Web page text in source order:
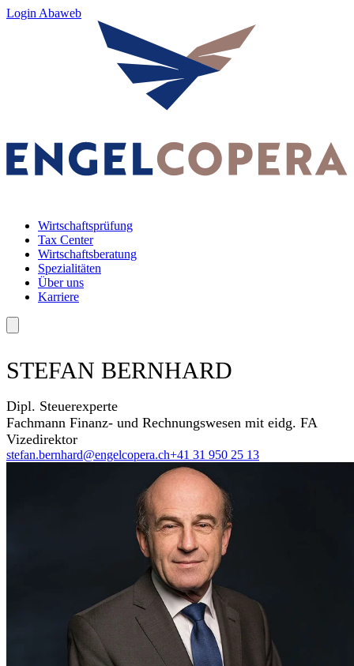
Login Abaweb
Wirtschaftsprüfung
Tax Center
Wirtschaftsberatung
Spezialitäten
Über uns
Karriere
STEFAN BERNHARD
Dipl. Steuerexperte
Fachmann Finanz- und Rechnungswesen mit eidg. FA
Vizedirektor
stefan.bernhard@engelcopera.ch+41 31 950 25 13